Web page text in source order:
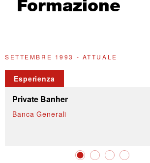
Formazione
SETTEMBRE 1993 - ATTUALE
Esperienza
Private Banher
Banca Generali